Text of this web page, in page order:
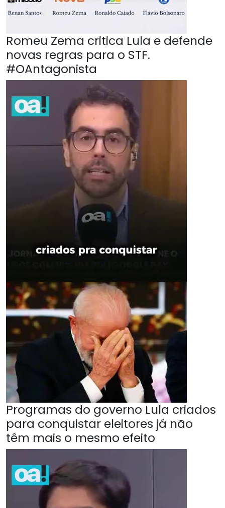
Romeu Zema critica Lula e defende
novas regras para o STF.
#OAntagonista
Programas do governo Lula criados
para conquistar eleitores já não
têm mais o mesmo efeito